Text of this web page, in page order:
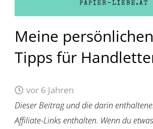
Meine
Tipps für
vor 6 Jahren
Dieser Beitrag und die darin
Affiliate-Links enthalten. Wenn du